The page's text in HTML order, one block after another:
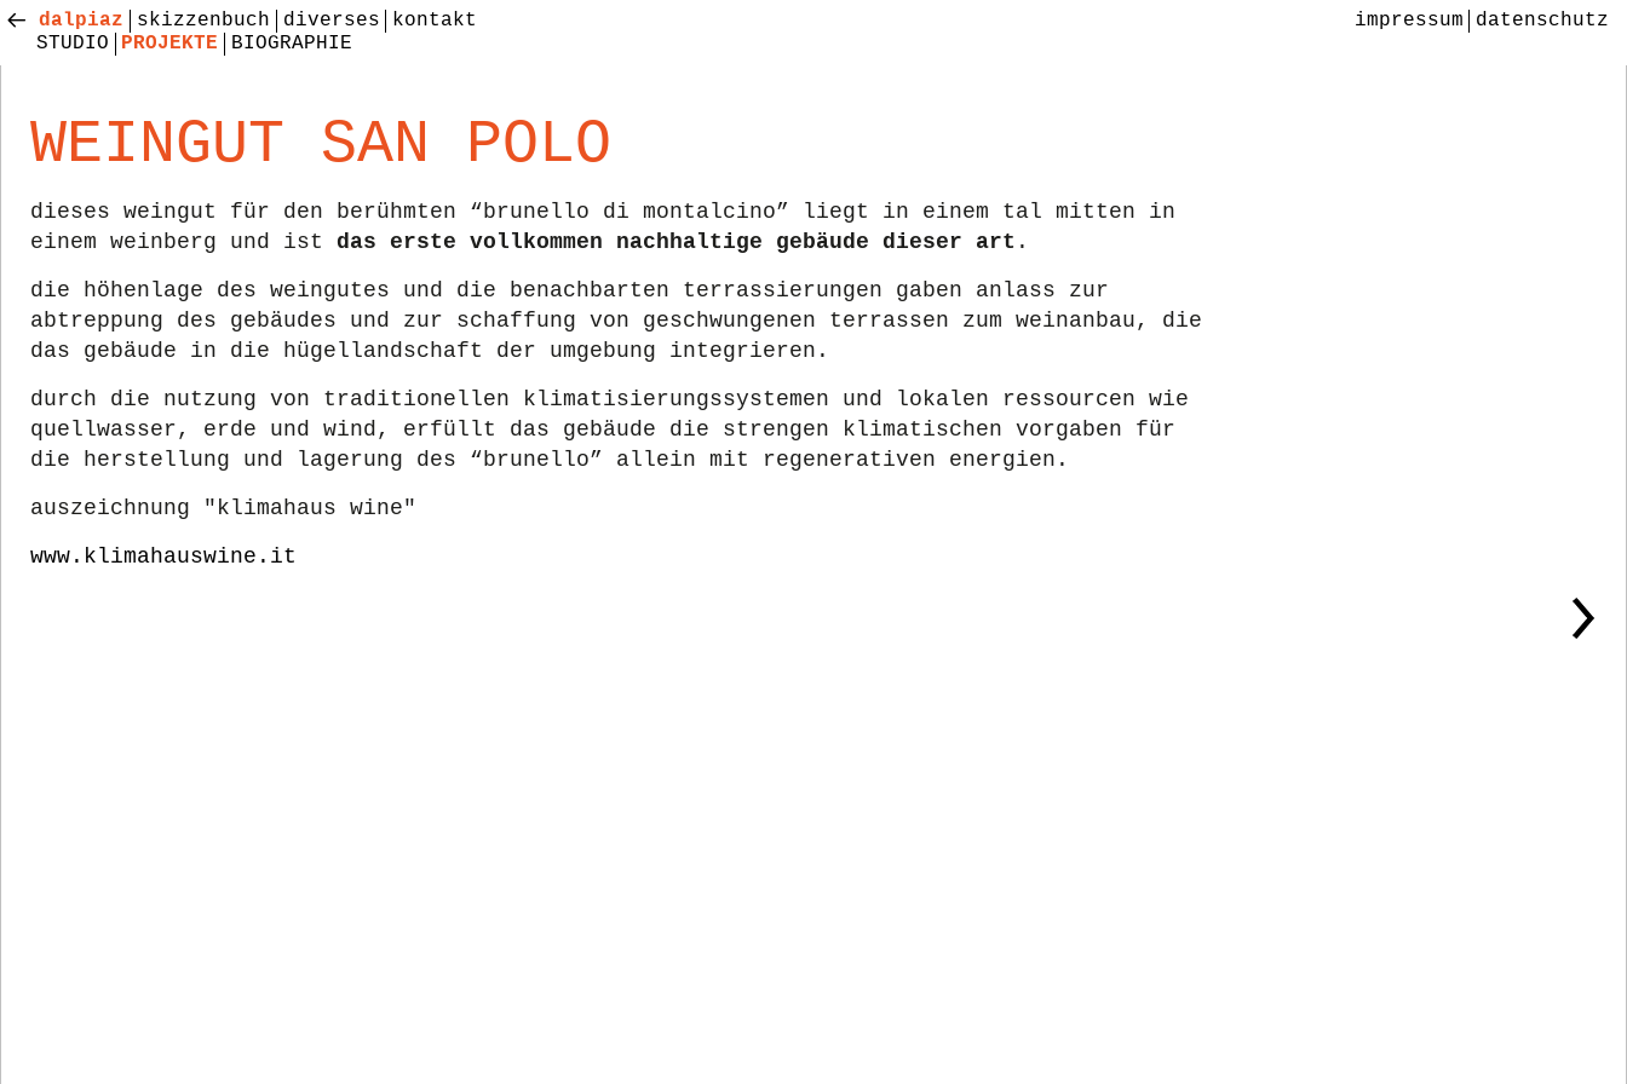
dalpiaz
STUDIO
PROJEKTE BIOGRAPHIE
skizzenbuch diverses kontakt datenschutz
impressum
WEINGUT SAN POLO
dieses weingut für den berühmten “brunello di montalcino” liegt in einem tal mitten in
einem weinberg und ist das erste vollkommen nachhaltige gebäude dieser art .
die höhenlage des weingutes und die benachbarten terrassierungen gaben anlass zur
abtreppung des gebäudes und zur schaffung von geschwungenen terrassen zum weinanbau, die
das gebäude in die hügellandschaft der umgebung integrieren.
durch die nutzung von traditionellen klimatisierungssystemen und lokalen ressourcen wie
quellwasser, erde und wind, erfüllt das gebäude die strengen klimatischen vorgaben für
die herstellung und lagerung des “brunello” allein mit regenerativen energien.
auszeichnung "klimahaus wine"
www.klimahauswine.it